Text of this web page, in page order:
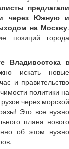
предлагали
через Южную и
на Москву.
позиций города
Владивостока в
искать новые
и правительство
политики на
через морской
Это все нужно
плана нового
об этом нужно